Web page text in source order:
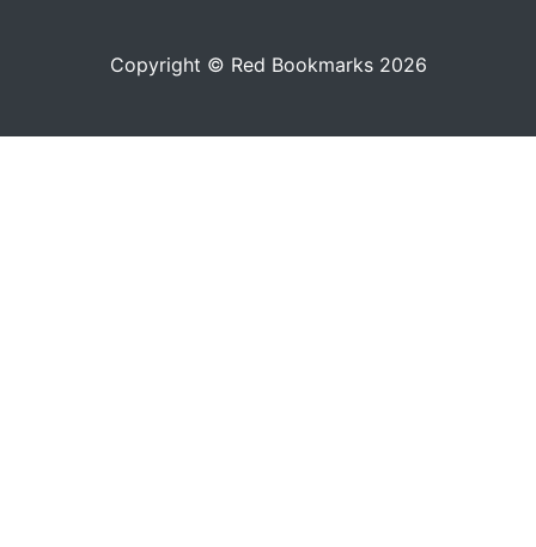
Copyright © Red Bookmarks 2026